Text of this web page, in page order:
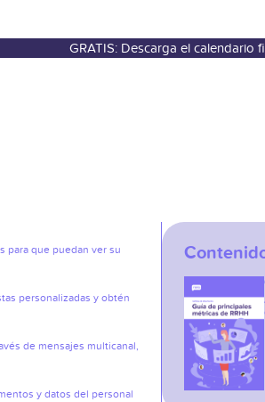
GRATIS: Descarga el
para que puedan ver su
personalizadas y obtén
de mensajes multicanal,
y datos del personal